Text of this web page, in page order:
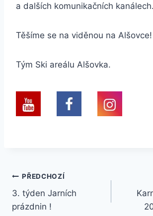
a dalších komunikačních kanálech.
Těšíme se na viděnou na Alšovce!
Tým Ski areálu Alšovka.
Navigace
pro
PŘEDCHOZÍ
3. týden Jarních
prázdnin !